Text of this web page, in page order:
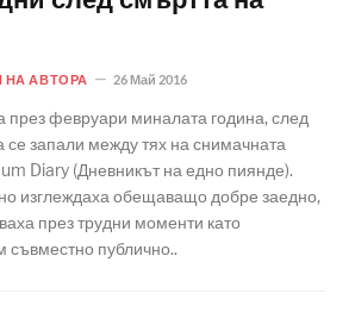
НА АВТОРА 26 Май 2016
през февруари миналата година, след
се запали между тях на снимачната
Diary (Дневникът на едно пиянде).
изглеждаха обещаващо добре заедно,
през трудни моменти като
съвместно публично..